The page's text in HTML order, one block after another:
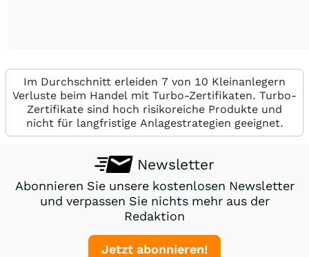
Im Durchschnitt erleiden 7 von 10 Kleinanlegern
Verluste beim Handel mit Turbo-Zertifikaten. Turbo-
Zertifikate sind hoch risikoreiche Produkte und
nicht für langfristige Anlagestrategien geeignet.
Newsletter
Abonnieren Sie unsere kostenlosen Newsletter
und verpassen Sie nichts mehr aus der
Redaktion
Jetzt abonnieren!